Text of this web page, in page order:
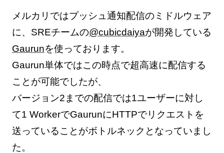
メルカリではプッシュ通知配信のミドルウェア
に、SREチームの@cubicdaiyaが開発している
Gaurunを使っております。
Gaurun単体ではこの時点で超高速に配信する
ことが可能でしたが、
バージョン2までの配信では1ユーザーに対し
て1 WorkerでGaurunにHTTPでリクエストを
送っていることがボトルネックとなっていまし
た。